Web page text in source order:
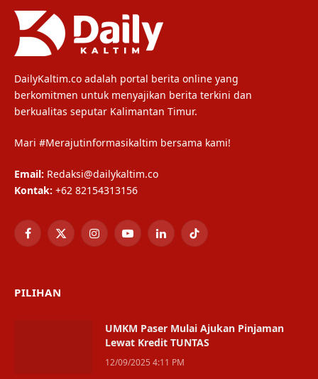
DailyKaltim.co adalah portal berita online yang
berkomitmen untuk menyajikan berita terkini dan
berkualitas seputar Kalimantan Timur.
Mari #Merajutinformasikaltim bersama kami!
Email: Redaksi@dailykaltim.co
Kontak: +62 82154313156
Facebook
X
InstagramYouTubeLinkedInTikTok
PILIHAN
UMKM Paser Mulai Ajukan Pinjaman
Lewat Kredit TUNTAS
12/09/2025 4:11 PM